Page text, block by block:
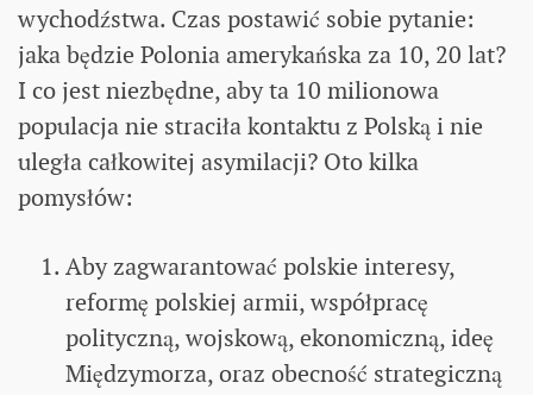
wychodźstwa. Czas postawić sobie pytanie:
jaka będzie Polonia amerykańska za 10, 20 lat?
I co jest niezbędne, aby ta 10 milionowa
populacja nie straciła kontaktu z Polską i nie
uległa całkowitej asymilacji? Oto kilka
pomysłów:
Aby zagwarantować polskie interesy,
reformę polskiej armii, współpracę
polityczną, wojskową, ekonomiczną, ideę
Międzymorza, oraz obecność strategiczną